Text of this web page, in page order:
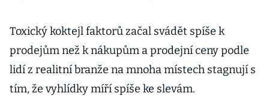
Toxický koktejl faktorů začal svádět spíše k
prodejům než k nákupům a prodejní ceny podle
lidí z realitní branže na mnoha místech stagnují s
tím, že vyhlídky míří spíše ke slevám.